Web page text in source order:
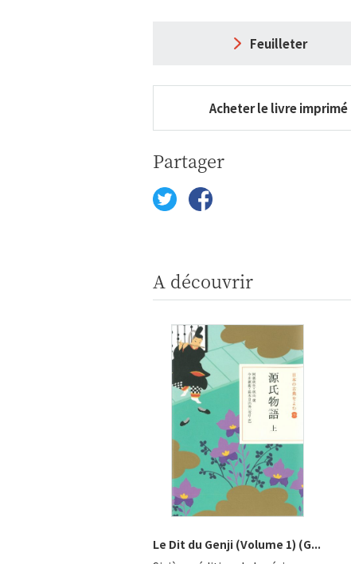
Feuilleter
Acheter le livre imprimé
Partager
A découvrir
Le Dit du Genji (Volume 1) (G...